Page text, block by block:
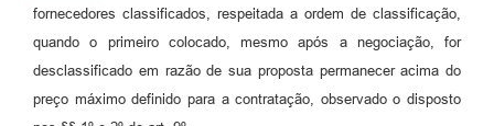
fornecedores classificados, respeitada a ordem de classificação,
quando o primeiro colocado, mesmo após a negociação, for
desclassificado em razão de sua proposta permanecer acima do
preço máximo definido para a contratação, observado o disposto